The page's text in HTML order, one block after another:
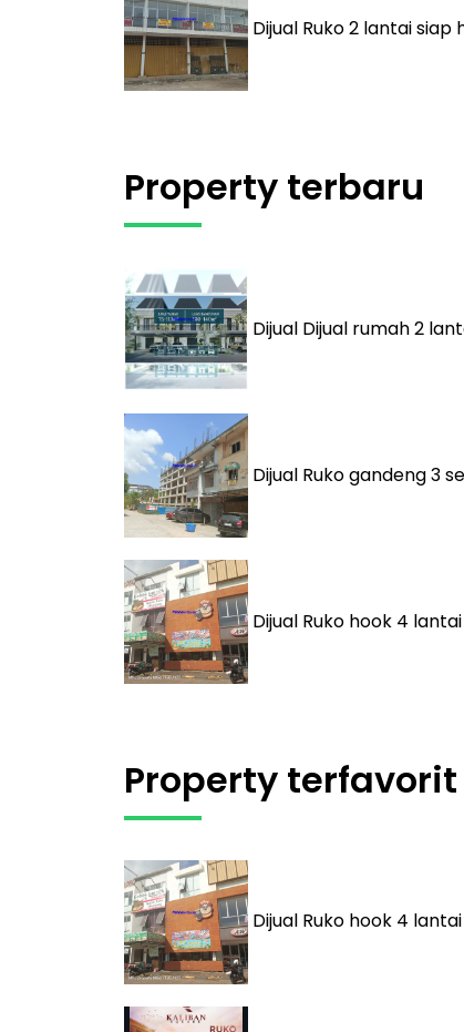
Dijual Ruko 2 lantai siap
Property terbaru
Dijual Dijual rumah 2
Dijual Ruko gandeng 3
Dijual Ruko hook 4
Property terfavorit
Dijual Ruko hook 4